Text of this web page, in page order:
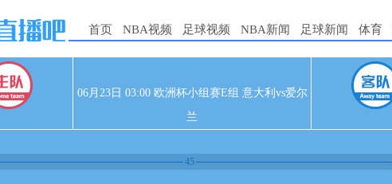
首页 NBA视频 足球视频 NBA新闻 足球新闻 体育
06月23日 03:00 欧洲杯小组赛E组 意大利vs爱尔
兰
45